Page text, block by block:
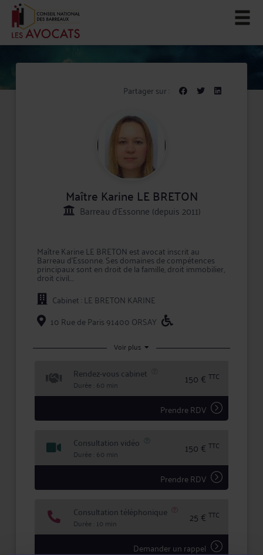
Partager sur :
Maître Karine LE BRETON
Barreau d'Essonne (depuis 2011)
Maître Karine LE BRETON est avocat inscrit au
Barreau d'Essonne. Ses domaines de compétences
principaux sont en droit de la famille, droit immobilier,
droit civil.
Maître LE BRETON intervient à la fois comme conseil
en amont des conflits, et comme avocat chargé
d'assurer la défense de vos intérêts devant les
tribunaux, que ce soit en défense, ou pour engager
une procédure contre l'adversaire.
Maître LE BRETON s'efforce de créer une relation de
mettre en oeuvre la meilleure stratégie possible, et
lors de litiges, défendre leurs intérêts avec ténacité et
efficacité.
Cabinet : LE BRETON KARINE
10 Rue de Paris 91400 ORSAY
Voir plus
Rendez-vous cabinet
Durée : 60 min 150 € TTC
Prendre RDV
Consultation vidéo
Durée : 60 min 150 € TTC
Prendre RDV
Consultation téléphonique
Durée : 10 min 25 € TTC
Demander un rappel